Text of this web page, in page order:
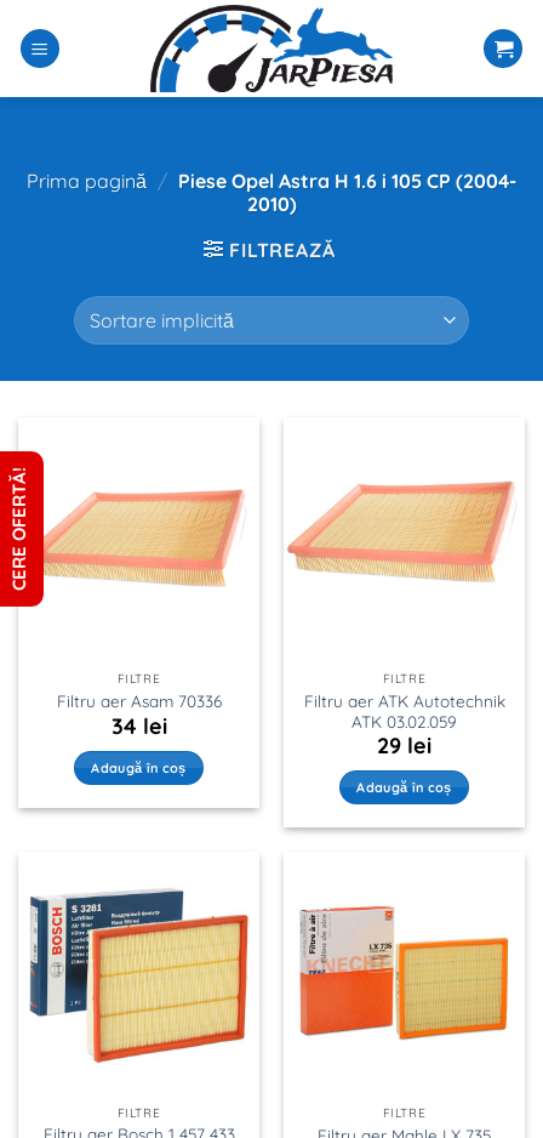
conținut
Prima pagină / Piese Opel Astra H 1.6 i 105 CP (2004-
2010)
FILTREAZĂ
FILTRE
Filtru aer Asam 70336
34 lei
Adaugă în coș
FILTRE
Filtru aer ATK Autotechnik
ATK 03.02.059
29 lei
Adaugă în coș
FILTRE FILTRE
CERE OFERTĂ!